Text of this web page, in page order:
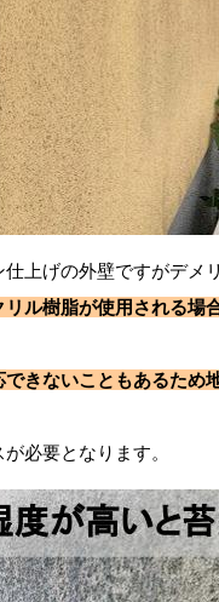
上げの外壁ですがデメ
ル樹脂が使用される場
きないこともあるため
必要となります。